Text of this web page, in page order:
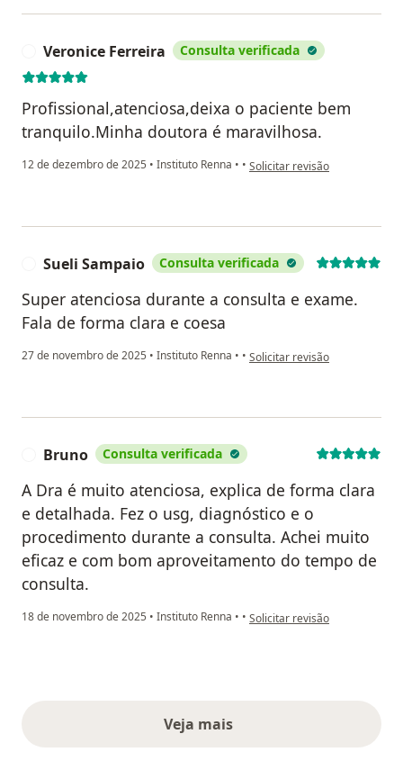
Veronice Ferreira Consulta verificada
Profissional,atenciosa,deixa o paciente bem
tranquilo.Minha doutora é maravilhosa.
12 de dezembro de 2025 • Instituto Renna • • na opinião do utilizador
Solicitar revisão
Sueli Sampaio Consulta verificada
Super atenciosa durante a consulta e exame.
Fala de forma clara e coesa
27 de novembro de 2025 • Instituto Renna • • na opinião do utilizador Sueli
Solicitar revisão
Bruno Consulta verificada
A Dra é muito atenciosa, explica de forma clara
e detalhada. Fez o usg, diagnóstico e o
procedimento durante a consulta. Achei muito
eficaz e com bom aproveitamento do tempo de
consulta.
18 de novembro de 2025 • Instituto Renna • • na opinião do utilizador Bruno
Solicitar revisão
Veja maisopiniões acima